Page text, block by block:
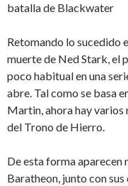
batalla de Blackwater
Retomando lo sucedido
muerte de Ned Stark, el
poco habitual en una
abre. Tal como se basa
Martin, ahora hay varios
del Trono de Hierro.
De esta forma aparecen
Baratheon, junto con